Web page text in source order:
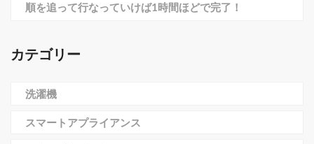
順を追って行なっていけば1時間ほどで完了！
カテゴリー
洗濯機
スマートアプライアンス